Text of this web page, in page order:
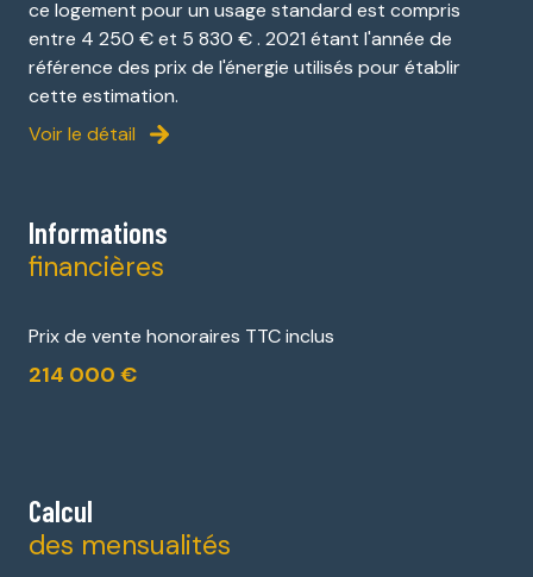
ce logement pour un usage standard est compris
entre 4 250 € et 5 830 € . 2021 étant l'année de
référence des prix de l'énergie utilisés pour établir
cette estimation.
Voir le détail
Informations
financières
Prix de vente honoraires TTC inclus
214 000 €
Calcul
des mensualités